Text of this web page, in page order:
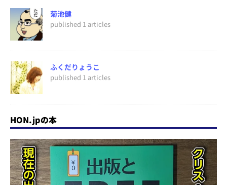
菊池健
published 1 articles
ふくだりょうこ
published 1 articles
HON.jpの本